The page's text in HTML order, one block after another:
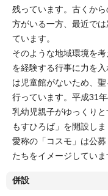
残っています。古くか
方がいる一方、最近で
ています。
そのような地域環境を
を経験する行事に力を
は児童館がないため、
行っています。平成31
乳幼児親子がゆっくり
もすひろば」を開設しま
愛称の「コスモ」は公
たちをイメージしていま
併設